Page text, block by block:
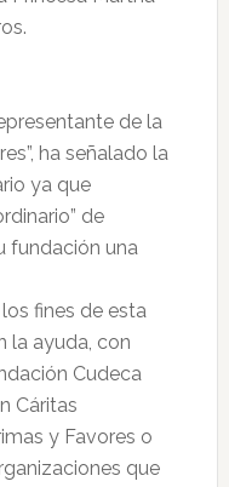
de la
ha señalado la
ya que
de
fundación una
fines de esta
la ayuda, con
Cudeca
Cáritas
y Favores o
que